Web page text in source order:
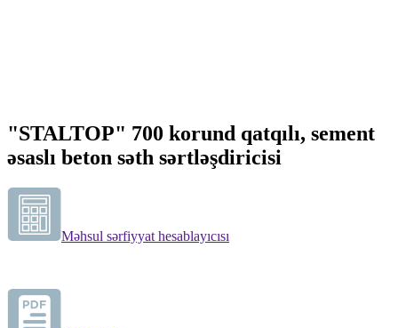
"STALTOP" 700 korund qatqılı, sement
əsaslı beton səth sərtləşdiricisi
Məhsul sərfiyyat hesablayıcısı